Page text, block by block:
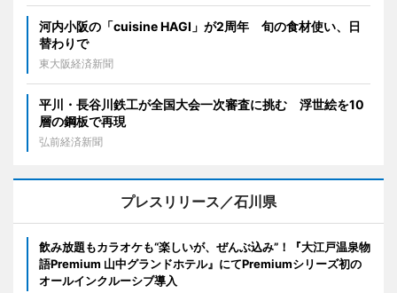
河内小阪の「cuisine HAGI」が2周年 旬の食材使い、日
替わりで
東大阪経済新聞
平川・長谷川鉄工が全国大会一次審査に挑む 浮世絵を10
層の鋼板で再現
弘前経済新聞
プレスリリース／石川県
飲み放題もカラオケも“楽しいが、ぜんぶ込み”！『大江戸温泉物
語Premium 山中グランドホテル』にてPremiumシリーズ初の
オールインクルーシブ導入